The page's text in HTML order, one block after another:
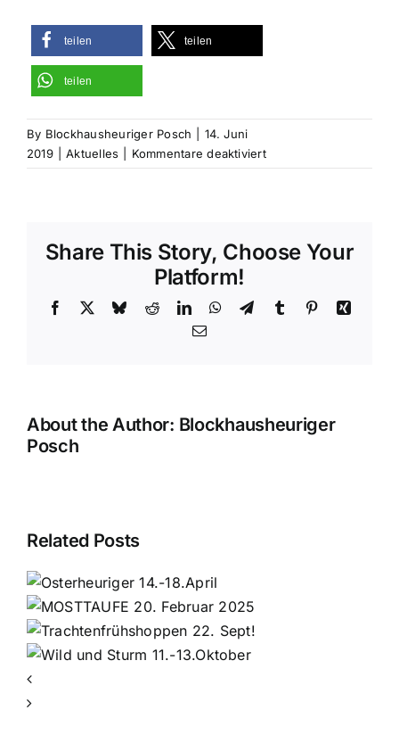
teilen teilen
teilen
By Blockhausheuriger Posch
14. Juni
2019
Aktuelles Kommentare deaktiviertfür
Neunkirchner
waren
Share This Story, Choose Your
Platform!
Facebook BlueskyRedditLinkedInWhatsApp
TelegramTumblr PinterestXing
Email
About the Author: Blockhausheuriger
Posch
Related Posts